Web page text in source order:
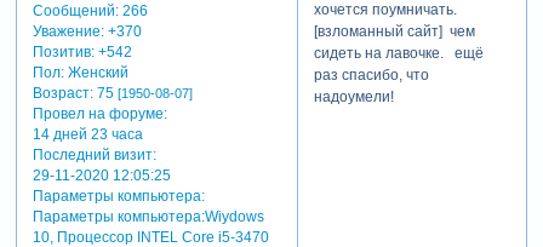
Сообщений:266
Уважение: +370
Позитив: +542
Пол:Женский
Возраст:75 [1950-08-07]
Провел на форуме:
14 дней 23 часа
Последний визит:
29-11-2020 12:05:25
Параметры компьютера:
Параметры компьютера:Wiydows
10, Процессор INTEL Core i5-3470
хочется поумничать.
[взломанный сайт] чем
сидеть на лавочке. ещё
раз спасибо, что
надоумели!